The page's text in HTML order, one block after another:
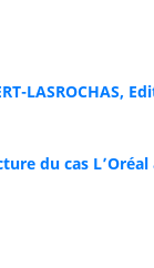
LASROCHAS,
du cas